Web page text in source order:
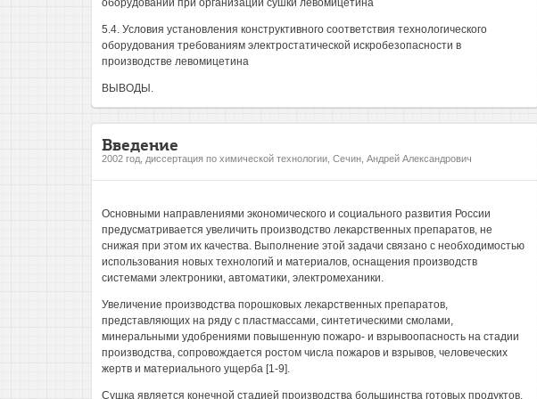
оборудовании при организации сушки левомицетина
5.4. Условия установления конструктивного соответствия технологического
оборудования требованиям электростатической искробезопасности в
производстве левомицетина
ВЫВОДЫ.
Введение
2002 год, диссертация по химической технологии, Сечин, Андрей Александрович
Основными направлениями экономического и социального развития России
предусматривается увеличить производство лекарственных препаратов, не
снижая при этом их качества. Выполнение этой задачи связано с необходимостью
использования новых технологий и материалов, оснащения производств
системами электроники, автоматики, электромеханики.
Увеличение производства порошковых лекарственных препаратов,
представляющих на ряду с пластмассами, синтетическими смолами,
минеральными удобрениями повышенную пожаро- и взрывоопасность на стадии
производства, сопровождается ростом числа пожаров и взрывов, человеческих
жертв и материального ущерба [1-9].
Сушка является конечной стадией производства большинства готовых продуктов,